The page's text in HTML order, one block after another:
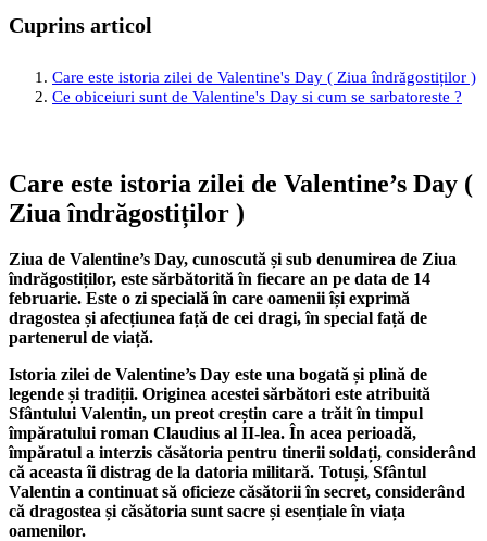
Cuprins articol
Care este istoria zilei de Valentine's Day ( Ziua îndrăgostiților )
Ce obiceiuri sunt de Valentine's Day si cum se sarbatoreste ?
Care este istoria zilei de Valentine’s Day (
Ziua îndrăgostiților )
Ziua de Valentine’s Day, cunoscută și sub denumirea de Ziua
îndrăgostiților, este sărbătorită în fiecare an pe data de 14
februarie. Este o zi specială în care oamenii își exprimă
dragostea și afecțiunea față de cei dragi, în special față de
partenerul de viață.
Istoria zilei de Valentine’s Day este una bogată și plină de
legende și tradiții. Originea acestei sărbători este atribuită
Sfântului Valentin, un preot creștin care a trăit în timpul
împăratului roman Claudius al II-lea. În acea perioadă,
împăratul a interzis căsătoria pentru tinerii soldați, considerând
că aceasta îi distrag de la datoria militară. Totuși, Sfântul
Valentin a continuat să oficieze căsătorii în secret, considerând
că dragostea și căsătoria sunt sacre și esențiale în viața
oamenilor.